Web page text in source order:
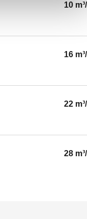
10
16
22
28